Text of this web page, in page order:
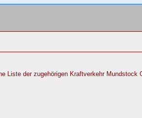
Liste der zugehörigen Kraftverkehr Mundstock